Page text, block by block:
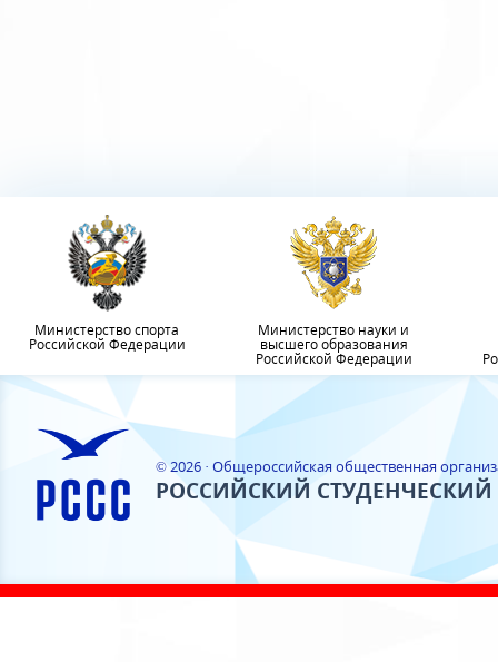
Министерство спорта
Российской Федерации
Министерство науки и
высшего образования
Российской Федерации
© 2026 · Общероссийская общественная
РОССИЙСКИЙ